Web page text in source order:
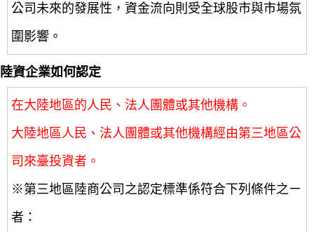
公司未來的發展性，資金流向則受全球股市與市場氛
圍影響。
陸資企業如何認定
在大陸地區的人民、法人團體或其他機構。
大陸地區人民、法人團體或其他機構經由第三地區公
司來臺投資者。
※第三地區陸商公司之認定標準係符合下列條件之ㄧ
者：